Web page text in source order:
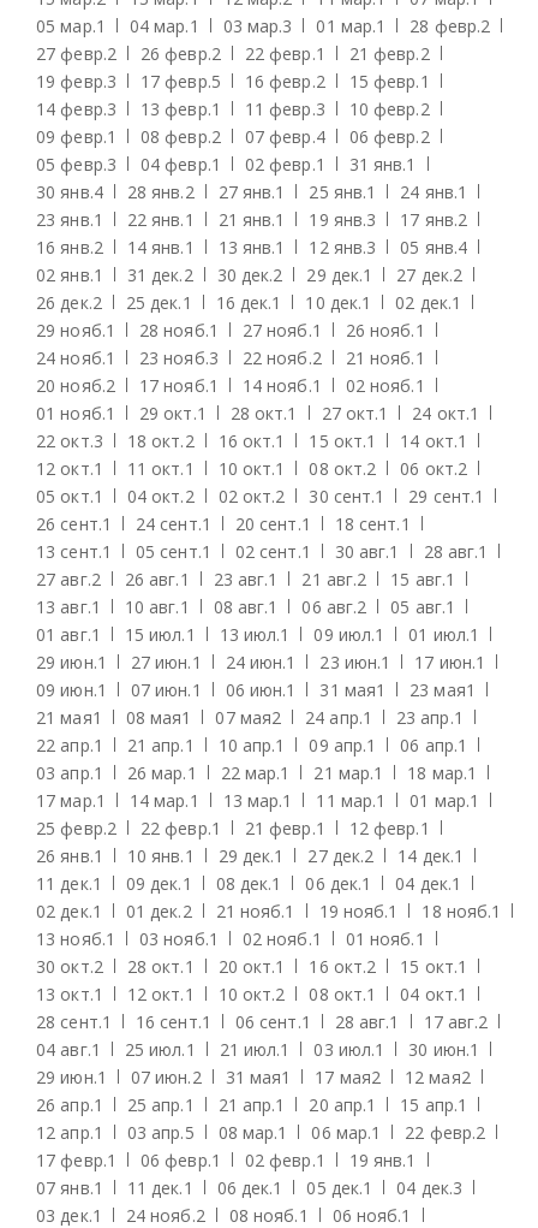
05 мар.1 04 мар.1 03 мар.3 01 мар.1 28 февр.2
27 февр.2 26 февр.2 22 февр.1 21 февр.2
19 февр.3 17 февр.5 16 февр.2 15 февр.1
14 февр.3 13 февр.1 11 февр.3 10 февр.2
09 февр.1 08 февр.2 07 февр.4 06 февр.2
05 февр.3 04 февр.1 02 февр.1 31 янв.1
30 янв.4 28 янв.2 27 янв.1 25 янв.1 24 янв.1
23 янв.1 22 янв.1 21 янв.1 19 янв.3 17 янв.2
16 янв.2 14 янв.1 13 янв.1 12 янв.3 05 янв.4
02 янв.1 31 дек.2 30 дек.2 29 дек.1 27 дек.2
26 дек.2 25 дек.1 16 дек.1 10 дек.1 02 дек.1
29 нояб.1 28 нояб.1 27 нояб.1 26 нояб.1
24 нояб.1 23 нояб.3 22 нояб.2 21 нояб.1
20 нояб.2 17 нояб.1 14 нояб.1 02 нояб.1
01 нояб.1 29 окт.1 28 окт.1 27 окт.1 24 окт.1
22 окт.3 18 окт.2 16 окт.1 15 окт.1 14 окт.1
12 окт.1 11 окт.1 10 окт.1 08 окт.2 06 окт.2
05 окт.1 04 окт.2 02 окт.2 30 сент.1 29 сент.1
26 сент.1 24 сент.1 20 сент.1 18 сент.1
13 сент.1 05 сент.1 02 сент.1 30 авг.1 28 авг.1
27 авг.2 26 авг.1 23 авг.1 21 авг.2 15 авг.1
13 авг.1 10 авг.1 08 авг.1 06 авг.2 05 авг.1
01 авг.1 15 июл.1 13 июл.1 09 июл.1 01 июл.1
29 июн.1 27 июн.1 24 июн.1 23 июн.1 17 июн.1
09 июн.1 07 июн.1 06 июн.1 31 мая1 23 мая1
21 мая1 08 мая1 07 мая2 24 апр.1 23 апр.1
22 апр.1 21 апр.1 10 апр.1 09 апр.1 06 апр.1
03 апр.1 26 мар.1 22 мар.1 21 мар.1 18 мар.1
17 мар.1 14 мар.1 13 мар.1 11 мар.1 01 мар.1
25 февр.2 22 февр.1 21 февр.1 12 февр.1
26 янв.1 10 янв.1 29 дек.1 27 дек.2 14 дек.1
11 дек.1 09 дек.1 08 дек.1 06 дек.1 04 дек.1
02 дек.1 01 дек.2 21 нояб.1 19 нояб.1 18 нояб.1
13 нояб.1 03 нояб.1 02 нояб.1 01 нояб.1
30 окт.2 28 окт.1 20 окт.1 16 окт.2 15 окт.1
13 окт.1 12 окт.1 10 окт.2 08 окт.1 04 окт.1
28 сент.1 16 сент.1 06 сент.1 28 авг.1 17 авг.2
04 авг.1 25 июл.1 21 июл.1 03 июл.1 30 июн.1
29 июн.1 07 июн.2 31 мая1 17 мая2 12 мая2
26 апр.1 25 апр.1 21 апр.1 20 апр.1 15 апр.1
12 апр.1 03 апр.5 08 мар.1 06 мар.1 22 февр.2
17 февр.1 06 февр.1 02 февр.1 19 янв.1
07 янв.1 11 дек.1 06 дек.1 05 дек.1 04 дек.3
03 дек.1 24 нояб.2 08 нояб.1 06 нояб.1